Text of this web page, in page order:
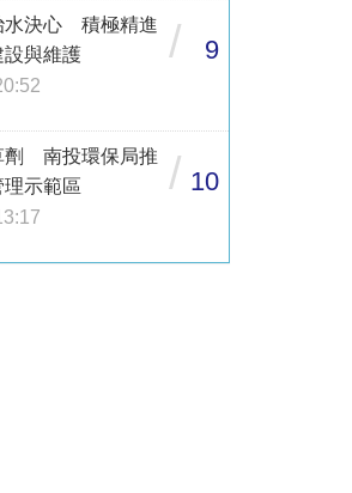
水決心 積極精進
設與維護
/ 9
劑 南投環保局推
示範區
/ 10